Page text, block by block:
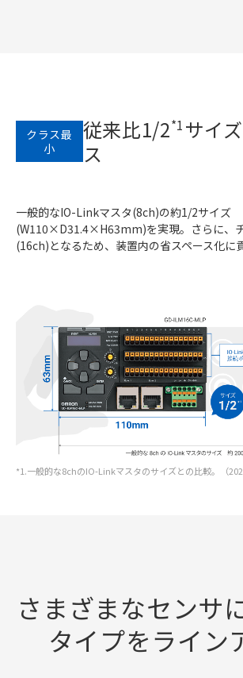
クラス最
小
従来比1/2*1 サイ
ス
一般的なIO-Linkマスタ(8ch)の約1/2サイズ
(W110×D31.4×H63mm)を実現。さらに、
(16ch)となるため、装置内の省スペース化に
*1.一般的な8chのIO-Linkマスタのサイズとの比較。（
さまざまなセンサ
タイプをライン